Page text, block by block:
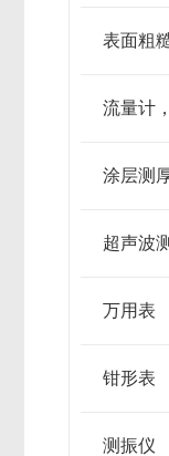
表面粗
流量计
涂层测
超声波
万用表
钳形表
测振仪